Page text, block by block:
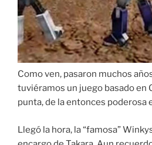
Como ven, pasaron muchos
tuviéramos un juego basado en
punta, de la entonces poderosa
Llegó la hora, la “famosa”